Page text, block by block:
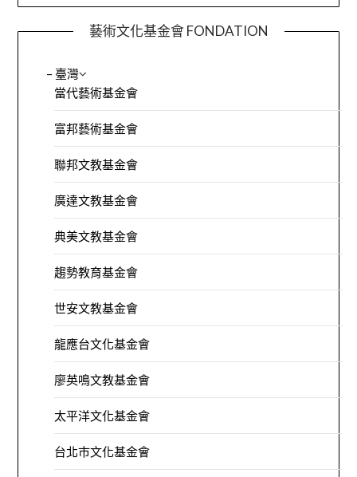
藝術文化基金會 FONDATION
– 臺灣
當代藝術基金會
富邦藝術基金會
聯邦文教基金會
廣達文教基金會
典美文教基金會
趨勢教育基金會
世安文教基金會
龍應台文化基金會
廖英鳴文教基金會
太平洋文化基金會
台北市文化基金會